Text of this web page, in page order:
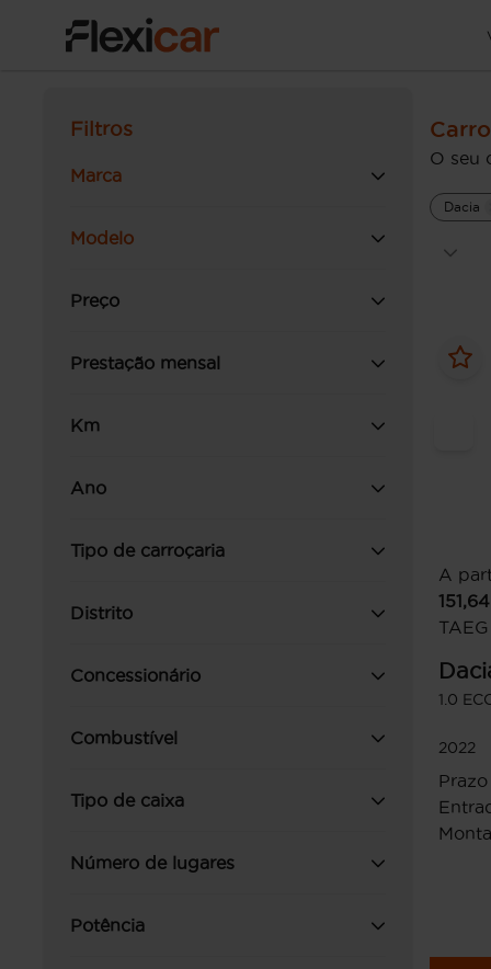
Filtros
Marca
Modelo
Preço
Prestação mensal
Km
Ano
Tipo de carroçaria
Distrito
Concessionário
Combustível
Tipo de caixa
Número de lugares
Potência
O seu
Dacia
A
151,64
TAEG
1.0
2022
Prazo